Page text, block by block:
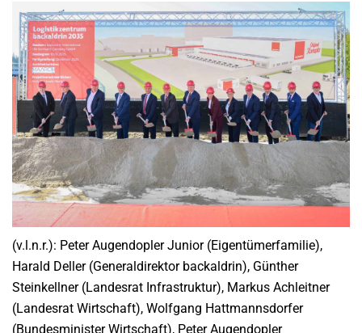
(v.l.n.r.): Peter Augendopler Junior (Eigentümerfamilie),
Harald Deller (Generaldirektor backaldrin), Günther
Steinkellner (Landesrat Infrastruktur), Markus Achleitner
(Landesrat Wirtschaft), Wolfgang Hattmannsdorfer
(Bundesminister Wirtschaft), Peter Augendopler